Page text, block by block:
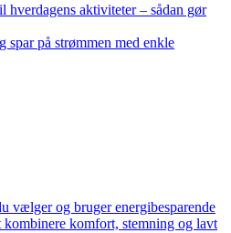
hverdagens aktiviteter – sådan gør
spar på strømmen med enkle
vælger og bruger energibesparende
komfort, stemning og lavt